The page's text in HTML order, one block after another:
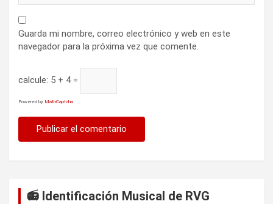
Guarda mi nombre, correo electrónico y web en este
navegador para la próxima vez que comente.
calcule: 5 + 4 =
Powered by MathCaptcha
📻 Identificación Musical de RVG